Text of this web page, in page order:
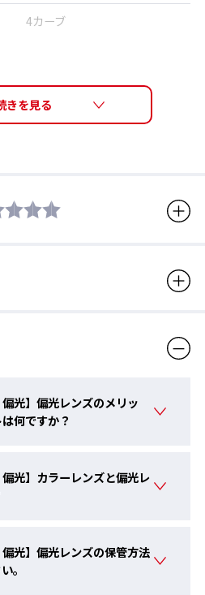
4カーブ
28g
フレーム : ナイロン、レンズ :
り、フレーム：プラスチック、レ
ンズ：プラスチックと表示して
偏光】偏光レンズのメリッ
何ですか？
偏光】カラーレンズと偏光レ
偏光】偏光レンズの保管方法
。